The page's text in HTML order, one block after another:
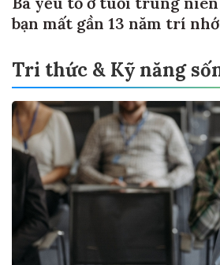
bạn mất gần 13 năm trí nhớ
Tri thức & Kỹ năng